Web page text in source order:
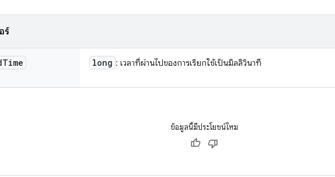
ร์
Time long : เวลาที่ผ่านไปของการเรียกใช้เป็นมิลลิวินาที
ข้อมูลนี้มีประโยชน์ไหม